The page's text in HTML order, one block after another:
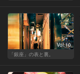
Vol.10
「銀座」の表と裏。